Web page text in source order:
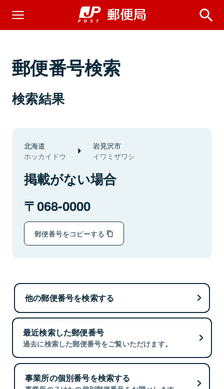
郵便番号検索
検索結果
北海道
ホッカイドウ
岩見沢市
イワミザワシ
掲載がない場合
068-0000
郵便番号をコピーする
他の郵便番号を検索する
最近検索した郵便番号
過去に検索した郵便番号をご覧いただけます。
事業所の個別番号を検索する